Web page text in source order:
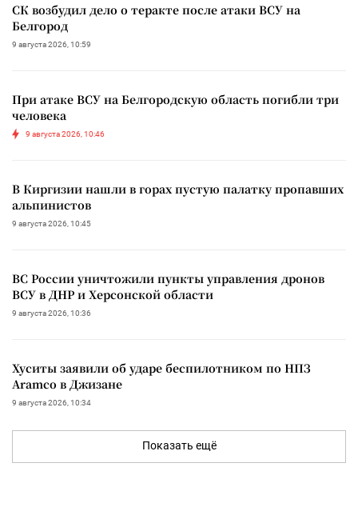
СК возбудил дело о теракте после атаки ВСУ на
Белгород
9 августа 2026, 10:59
При атаке ВСУ на Белгородскую область погибли три
человека
9 августа 2026, 10:46
В Киргизии нашли в горах пустую палатку пропавших
альпинистов
9 августа 2026, 10:45
ВС России уничтожили пункты управления дронов
ВСУ в ДНР и Херсонской области
9 августа 2026, 10:36
Хуситы заявили об ударе беспилотником по НПЗ
Aramco в Джизане
9 августа 2026, 10:34
Показать ещё